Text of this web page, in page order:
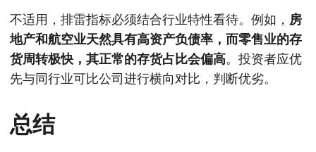
不适用，排雷指标必须结合行业特性看待。例如， 房
地产和航空业天然具有高资产负债率，而零售业的存
货周转极快，其正常的存货占比会偏高。投资者应优
先与同行业可比公司进行横向对比，判断优劣。
总结